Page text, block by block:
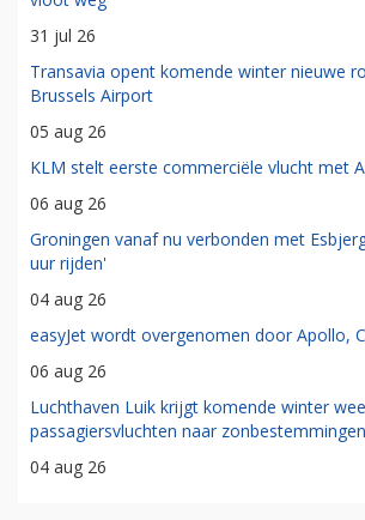
31 jul 26
Transavia opent komende winter nieuwe
Brussels Airport
05 aug 26
KLM stelt eerste commerciële vlucht met
06 aug 26
Groningen vanaf nu verbonden met
uur rijden'
04 aug 26
easyJet wordt overgenomen door Apollo,
06 aug 26
Luchthaven Luik krijgt komende winter
passagiersvluchten naar zonbestemmingen
04 aug 26